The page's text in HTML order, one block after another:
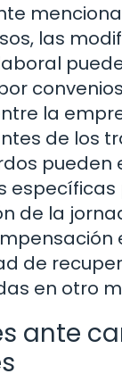
las
la
de los
pueden
específicas
de la
de
en otro
ante